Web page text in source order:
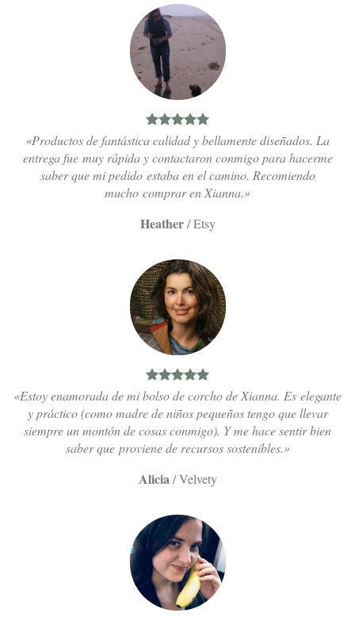
«Productos de fantástica calidad y bellamente diseñados. La
entrega fue muy rápida y contactaron conmigo para hacerme
saber que mi pedido estaba en el camino. Recomiendo
mucho comprar en Xianna.»
Heather /Etsy
«Estoy enamorada de mi bolso de corcho de Xianna. Es elegante
y práctico (como madre de niños pequeños tengo que llevar
siempre un montón de cosas conmigo). Y me hace sentir bien
saber que proviene de recursos sostenibles.»
Alicia /Velvety